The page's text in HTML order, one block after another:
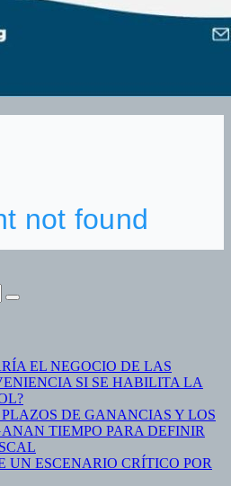
EL NEGOCIO DE LAS
SI SE HABILITA LA
DE GANANCIAS Y LOS
TIEMPO PARA DEFINIR
UN ESCENARIO CRÍTICO POR